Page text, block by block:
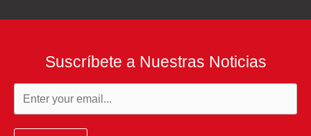
Suscríbete a Nuestras Noticias